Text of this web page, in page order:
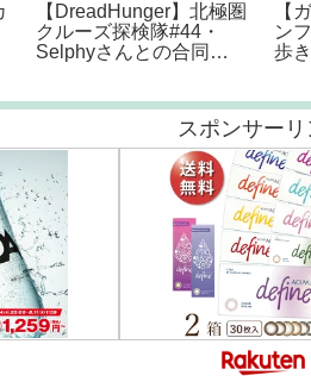
The fastest mile ever
ran!
弟
勝
を
で
スポンサーリ